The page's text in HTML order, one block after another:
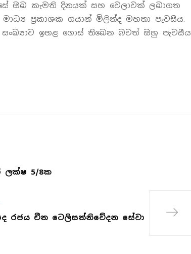
ඔබ කැමති දිනයක් සහ වෙලාවක් ලබාගත
ප්‍රකාශක ගයාන් මිලින්ද මහතා පැවසීය.
ඉහළ ගොස් තිබෙන බවත් ඔහු පැවසීය
ලක්ෂ 5/8ක
රජය චීන ටෙලිසන්නිවේදන සේවා